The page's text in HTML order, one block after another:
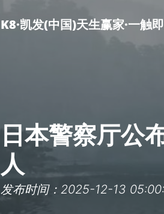
K8·凯发(中国)天生赢家·一触
日本警察厅公
人
发布时间：2025-12-13